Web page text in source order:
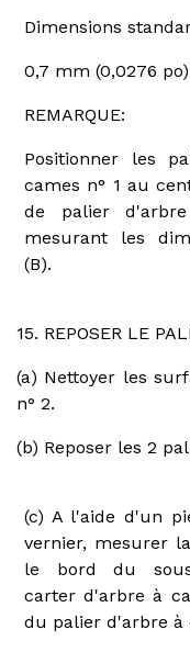
Dimensions
0,7 mm (0,0276
REMARQUE:
Positionner les
cames n° 1 au
de palier
mesurant les
(B).
15. REPOSER LE
(a) Nettoyer les
n° 2.
(b) Reposer les 2
(c) A l'aide d'un
vernier, mesurer
le bord du
carter d'arbre à
du palier d'arbre à